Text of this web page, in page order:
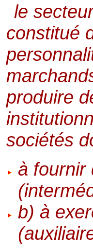
le
constitué
produire
sociétés
à fournir
b) à